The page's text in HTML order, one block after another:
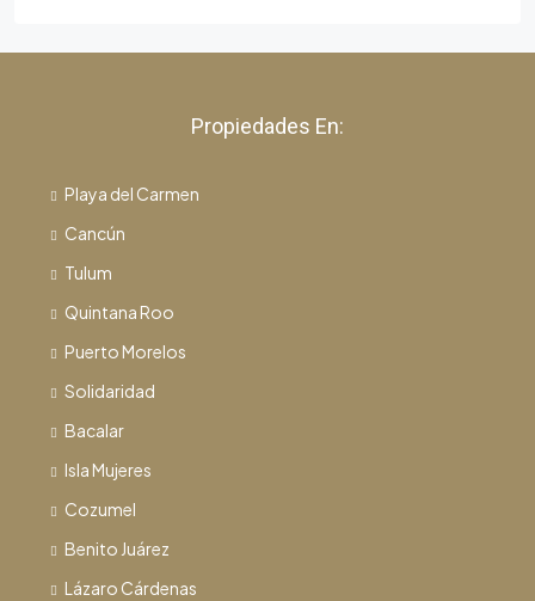
Propiedades En:
Playa del Carmen
Cancún
Tulum
Quintana Roo
Puerto Morelos
Solidaridad
Bacalar
Isla Mujeres
Cozumel
Benito Juárez
Lázaro Cárdenas